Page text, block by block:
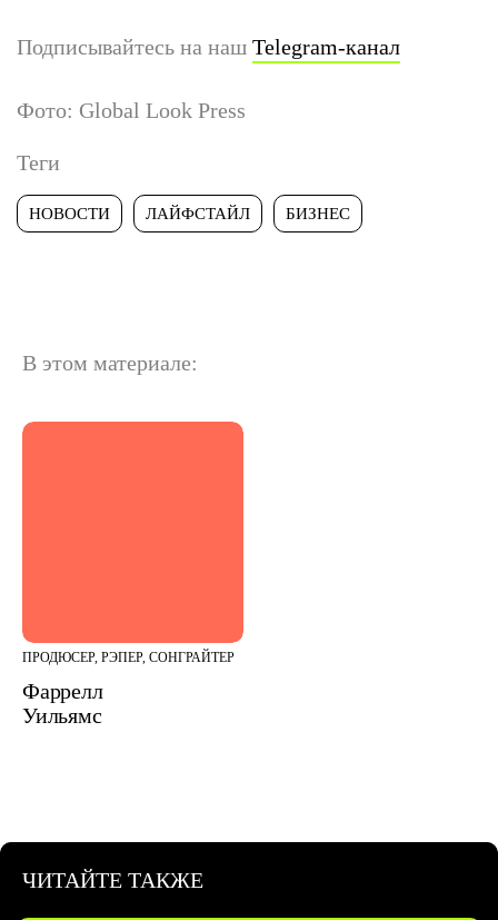
Подписывайтесь на наш Telegram-канал
Фото: Global Look Press
Теги
НОВОСТИ ЛАЙФСТАЙЛ БИЗНЕС
В этом материале:
ПРОДЮСЕР, РЭПЕР, СОНГРАЙТЕР
Фаррелл
Уильямс
ЧИТАЙТЕ ТАКЖЕ